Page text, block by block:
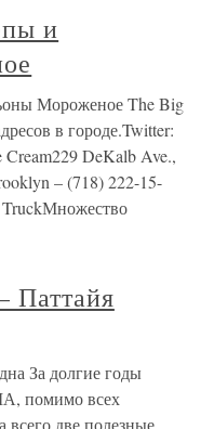
и
Мороженое The Big
в городе.Twitter:
Cream229 DeKalb Ave.,
– (718) 222-15-
TruckМножество
Паттайя
За долгие годы
помимо всех
всего две полезные